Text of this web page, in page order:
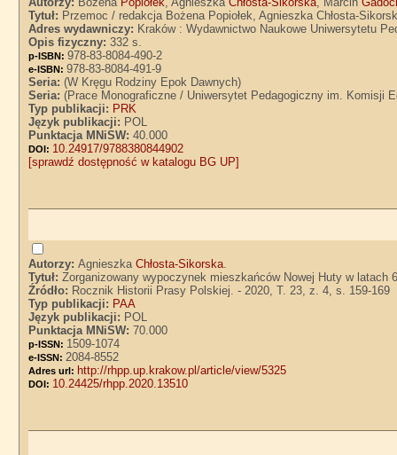
Tytuł: Przemoc / redakcja Bożena Popiołek, Agnieszka Chłosta-
Adres wydawniczy: Kraków : Wydawnictwo Naukowe Uniwersytetu
Opis fizyczny:332 s.
p-ISBN:978-83-8084-490-2
e-ISBN:978-83-8084-491-9
Seria:(W Kręgu Rodziny Epok Dawnych)
Seria:(Prace Monograficzne / Uniwersytet Pedagogiczny im. Komisji
Typ publikacji: PRK
Język publikacji: POL
Punktacja MNiSW:40.000
DOI: 10.24917/9788380844902
[sprawdź dostępność w katalogu BG UP]
Autorzy:AgnieszkaChłosta-Sikorska.
Tytuł:Zorganizowany wypoczynek mieszkańców Nowej Huty w latach
Źródło: Rocznik Historii Prasy Polskiej. - 2020, T. 23, z. 4, s. 159-169
Typ publikacji: PAA
Język publikacji: POL
Punktacja MNiSW:70.000
p-ISSN: 1509-1074
e-ISSN: 2084-8552
Adres url: http://rhpp.up.krakow.pl/article/view/5325
DOI: 10.24425/rhpp.2020.13510